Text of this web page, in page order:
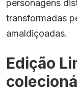
personagens
transformadas
amaldiçoadas.
Edição